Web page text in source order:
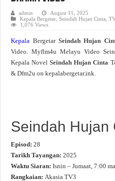
admin
August 11, 2025
Kepala Bergetar ,Seindah Hujan Cinta ,
1,076 Views
Kepala BergetarSeindah Hujan
Video. Myflm4u Melayu Video
Kepala Novel Seindah Hujan Cinta
& Dfm2u on kepalabergetar.ink.
Seindah Hujan
Episod: 28
Tarikh Tayangan: 2025
Waktu Siaran: Isnin – Jumaat, 7:00
Rangkaian: Akasia TV3